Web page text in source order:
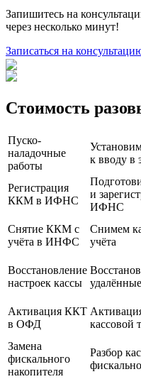
Запишитесь на
через несколько минут!
Записаться на
Стоимость
Пуско-
наладочные
работы
к вводу в
Регистрация
ККМ в ИФНС
и
ИФНС
Снятие ККМ с
учёта в ИНФС
Снимем
учёта
Восстановление
настроек кассы
Активация ККТ
в ОФД
кассовой
Замена
фискального
накопителя
Разбор